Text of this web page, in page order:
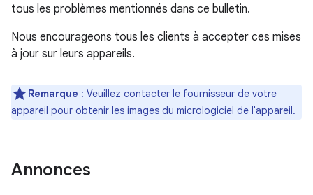
tous les problèmes mentionnés dans ce bulletin.
Nous encourageons tous les clients à accepter ces mises
à jour sur leurs appareils.
Remarque : Veuillez contacter le fournisseur de votre
appareil pour obtenir les images du micrologiciel de l'appareil.
Annonces